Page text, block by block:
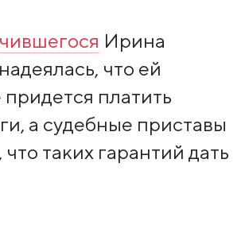
Ирина
что ей
платить
а судебные приставы
таких гарантий дать